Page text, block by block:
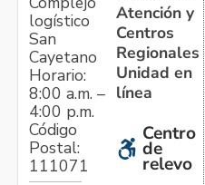
logístico
San
Cayetano
Horario:
8:00 a.m. –
4:00 p.m.
Código
Postal:
111071
Atención y
Centros
Regionales
Unidad en
línea
Centro
de
relevo